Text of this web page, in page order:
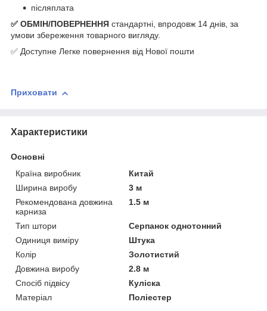
післяплата
✅ ОБМІН/ПОВЕРНЕННЯ стандартні, впродовж 14 днів, за
умови збереження товарного вигляду.
✅ Доступне Легке повернення від Нової пошти
Приховати
Характеристики
Основні
Країна виробник
Китай
Ширина виробу
3 м
Рекомендована довжина
карниза
1.5 м
Тип штори
Серпанок однотонний
Одиниця виміру
Штука
Колір
Золотистий
Довжина виробу
2.8 м
Спосіб підвісу
Куліска
Матеріал
Поліестер